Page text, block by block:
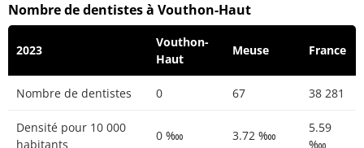
Nombre de dentistes à Vouthon-Haut
2023
Vouthon-
Haut
Meuse France
Nombre de dentistes 0 67 38 281
Densité pour 10 000
habitants
0 ‱ 3.72 ‱
5.59
‱